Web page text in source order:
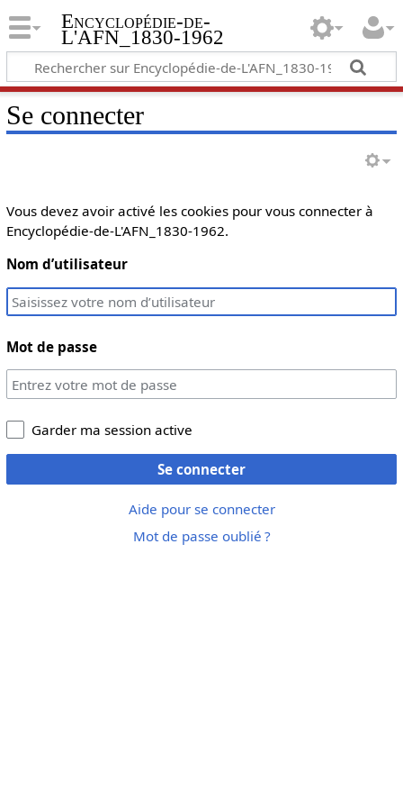
Encyclopédie-de-
L'AFN_1830-1962
Se connecter
Vous devez avoir activé les cookies pour vous connecter à
Encyclopédie-de-L'AFN_1830-1962.
Nom d’utilisateur
Mot de passe
Garder ma session active
Se connecter
Aide pour se connecter
Mot de passe oublié ?